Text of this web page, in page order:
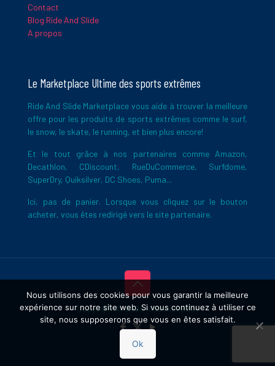
Contact
Blog Ride And Slide
A propos
Le Marketplace Ultime des sports extrêmes
Ride And Slide Marketplace vous aide à trouver la meilleure
offre pour les produits de sports extrêmes comme le surf,
le snow, le skate, le running, et bien plus encore!
Et le tout grâce à nos partenaires comme Amazon,
Decathlon, CDiscount, RueDuCommerce, Surfdome,
SuperDry, Quiksilver, DC Shoes, Puma...
Ici, pas de panier. Lorsque vous cliquez sur le bouton
acheter, vous êtes redirigé vers le site partenaire.
Copyright © 2026 Ride And Slide
Nous utilisons des cookies pour vous garantir la meilleure
expérience sur notre site web. Si vous continuez à utiliser ce
site, nous supposerons que vous en êtes satisfait.
Ok